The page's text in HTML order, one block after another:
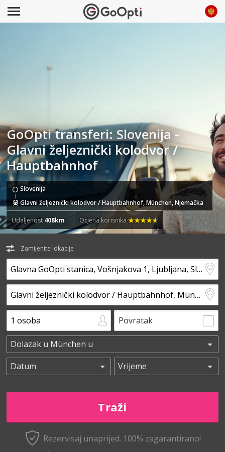
GoOpti transferi: Slovenija -
Glavni željeznički kolodvor /
Hauptbahnhof
Slovenija
Glavni željeznički kolodvor / Hauptbahnhof, München, Njemačka
Udaljenost 408km Ocjena korisnika
Zamijenite lokacije
Povratak
Rezervisaj unaprijed. 100% zagarantirano!